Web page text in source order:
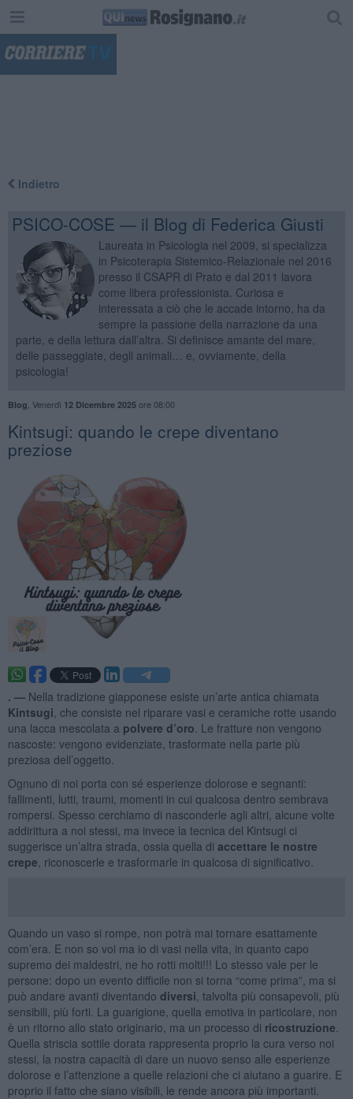
Indietro
PSICO-COSE — il Blog di Federica Giusti
Laureata in Psicologia nel 2009, si specializza
in Psicoterapia Sistemico-Relazionale nel 2016
presso il CSAPR di Prato e dal 2011 lavora
come libera professionista. Curiosa e
interessata a ciò che le accade intorno, ha da
sempre la passione della narrazione da una
parte, e della lettura dall’altra. Si definisce amante del mare,
delle passeggiate, degli animali… e, ovviamente, della
psicologia!
Blog Venerdì 12 Dicembre 2025ore 08:00
​Kintsugi: quando le crepe diventano
preziose
. — Nella tradizione giapponese esiste un’arte antica chiamata
Kintsugi , che consiste nel riparare vasi e ceramiche rotte usando
una lacca mescolata a polvere d’oro . Le fratture non vengono
nascoste: vengono evidenziate, trasformate nella parte più
preziosa dell’oggetto.
Ognuno di noi porta con sé esperienze dolorose e segnanti:
fallimenti, lutti, traumi, momenti in cui qualcosa dentro sembrava
rompersi. Spesso cerchiamo di nasconderle agli altri, alcune volte
addirittura a noi stessi, ma invece la tecnica del Kintsugi ci
suggerisce un’altra strada, ossia quella di accettare le nostre
crepe , riconoscerle e trasformarle in qualcosa di significativo.
Quando un vaso si rompe, non potrà mai tornare esattamente
com’era. E non so voi ma io di vasi nella vita, in quanto capo
supremo dei maldestri, ne ho rotti molti!!! Lo stesso vale per le
persone: dopo un evento difficile non si torna “come prima”, ma si
può andare avanti diventando diversi , talvolta più consapevoli, più
sensibili, più forti. La guarigione, quella emotiva in particolare, non
è un ritorno allo stato originario, ma un processo di ricostruzione
Quella striscia sottile dorata rappresenta proprio la cura verso noi
stessi, la nostra capacità di dare un nuovo senso alle esperienze
dolorose e l’attenzione a quelle relazioni che ci aiutano a guarire. E
proprio il fatto che siano visibili, le rende ancora più importanti.